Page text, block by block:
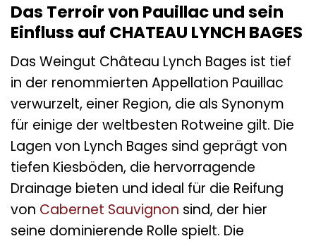
Das Terroir von Pauillac und sein
Einfluss auf CHATEAU LYNCH BAGES
Das Weingut Château Lynch Bages ist tief
in der renommierten Appellation Pauillac
verwurzelt, einer Region, die als Synonym
für einige der weltbesten Rotweine gilt. Die
Lagen von Lynch Bages sind geprägt von
tiefen Kiesböden, die hervorragende
Drainage bieten und ideal für die Reifung
von Cabernet Sauvignon sind, der hier
seine dominierende Rolle spielt. Die